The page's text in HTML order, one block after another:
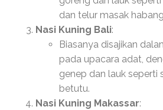
dan telur masak
Nasi Kuning Bali:
Biasanya disajikan
pada upacara adat,
genep dan lauk seperti
betutu.
Nasi Kuning Makassar: